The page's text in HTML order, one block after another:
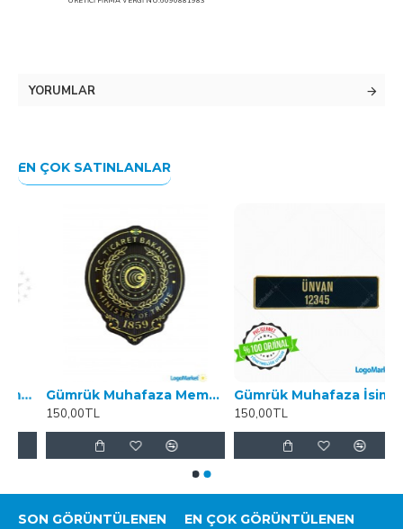
YORUMLAR
EN ÇOK SATINLANLAR
Gümrük Muhafaza Memur Göğüs Arması Yeni
150,00TL
Gümrük Muhafaza İsimlik
150,00TL
SON GÖRÜNTÜLENEN EN ÇOK GÖRÜNTÜLENEN